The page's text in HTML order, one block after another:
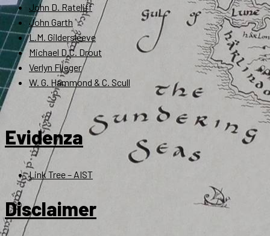
John D. Rateliff
John Garth
L.M. Gildersleeve
Michael D.C. Drout
Verlyn Flieger
W. G. Hammond & C. Scull
Evidenza
Link Tree – AIST
Disclaimer